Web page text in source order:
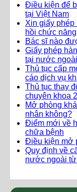
Điều kiện để
tại Việt Nam
Xin giấy phép
hồi chức năng
Bác sĩ nào
Giấy phép
tại nước ngoài
Thủ tục cấp
cáo dịch vụ
Thủ tục thay
chuyên khoa
Mở phòng
nhân không?
Điểm mới về
chữa bệnh
Điều kiện mở
Quy định về
nước ngoài